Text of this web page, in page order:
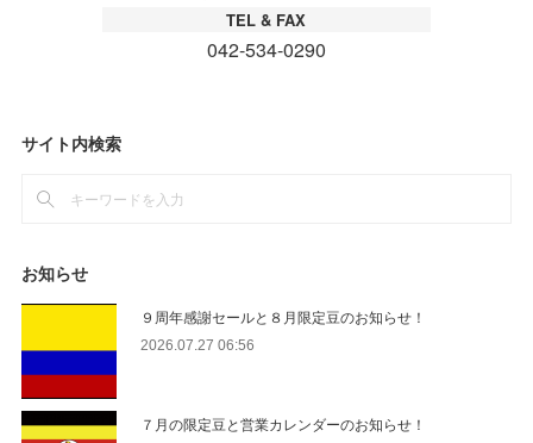
サイト内検索
お知らせ
９周年感謝セールと８月限定豆のお知らせ！
2026.07.27 06:56
７月の限定豆と営業カレンダーのお知らせ！